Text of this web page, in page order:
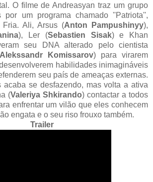
O filme de Andreasyan traz um grupo
por um programa chamado ''Patriota'',
Fria. Ali, Arsus (Anton Pampushinyy),
), Ler (Sebastien Sisak) e Khan
seu DNA alterado pelo cientista
Alekssandr Komissarov) para virarem
habilidades inimagináveis
seu país de ameaças externas.
acaba se desfazendo, mas volta a ativa
(Valeriya Shkirando) contactar a todos
enfrentar um vilão que eles conhecem
engata e o seu riso frouxo também.
Trailer